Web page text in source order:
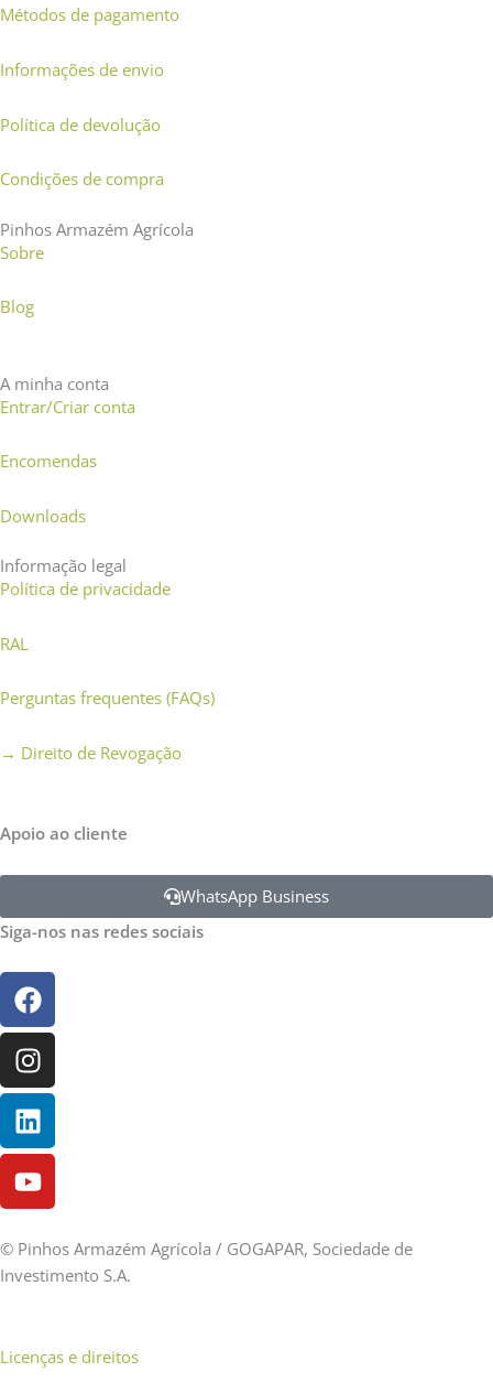
Métodos de pagamento
Informações de envio
Política de devolução
Condições de compra
Pinhos Armazém Agrícola
Sobre
Blog
A minha conta
Entrar/Criar conta
Encomendas
Downloads
Informação legal
Política de privacidade
RAL
Perguntas frequentes (FAQs)
→ Direito de Revogação
Apoio ao cliente
WhatsApp Business
Siga-nos nas redes sociais
Facebook
Instagram
Linkedin
Youtube
© Pinhos Armazém Agrícola / GOGAPAR, Sociedade de
Investimento S.A.
Licenças e direitos